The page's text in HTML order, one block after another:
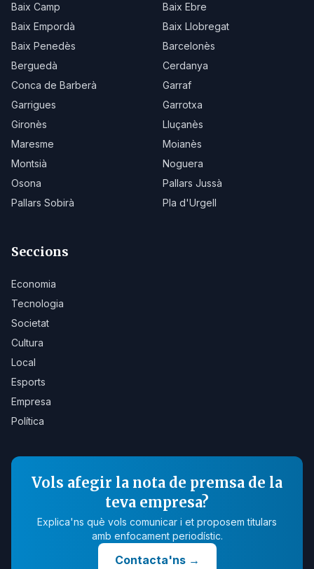
Baix Camp
Baix Ebre
Baix Empordà
Baix Llobregat
Baix Penedès
Barcelonès
Berguedà
Cerdanya
Conca de Barberà
Garraf
Garrigues
Garrotxa
Gironès
Lluçanès
Maresme
Moianès
Montsià
Noguera
Osona
Pallars Jussà
Pallars Sobirà
Pla d'Urgell
Seccions
Economia
Tecnologia
Societat
Cultura
Local
Esports
Empresa
Política
Vols afegir la nota de premsa de la
teva empresa?
Explica'ns què vols comunicar i et proposem titulars
amb enfocament periodístic.
Contacta'ns→